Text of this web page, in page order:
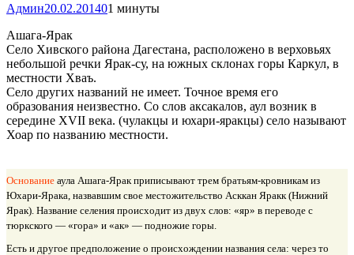
Админ20.02.201401 минуты
Ашага-Ярак
Село Хивского района Дагестана, расположено в верховьях
небольшой речки Ярак-су, на южных склонах горы Каркул, в
местности Хваъ.
Село других названий не имеет. Точное время его
образования неизвестно. Со слов аксакалов, аул возник в
середине XVII века. (чулакцы и юхари-яракцы) село называют
Хоар по названию местности.
Основание аула Ашага-Ярак приписывают трем братьям-кровникам из
Юхари-Ярака, назвавшим свое местожительство Асккан Яракк (Нижний
Ярак). Название селения происходит из двух слов: «яр» в переводе с
тюркского — «гора» и «ак» — подножие горы.
Есть и другое предположение о происхождении названия села: через то